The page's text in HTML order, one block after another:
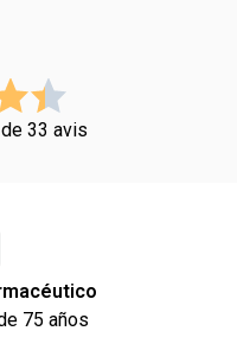
33 avis
75 años